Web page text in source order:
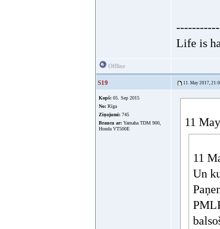
Life is
Offline
S19 11. May 2017,
Kopš: 05. Sep 2015
No: Rīga
Ziņojumi: 745
Braucu ar: Yamaha TDM 900,
Honda VT500E
11
11
Un